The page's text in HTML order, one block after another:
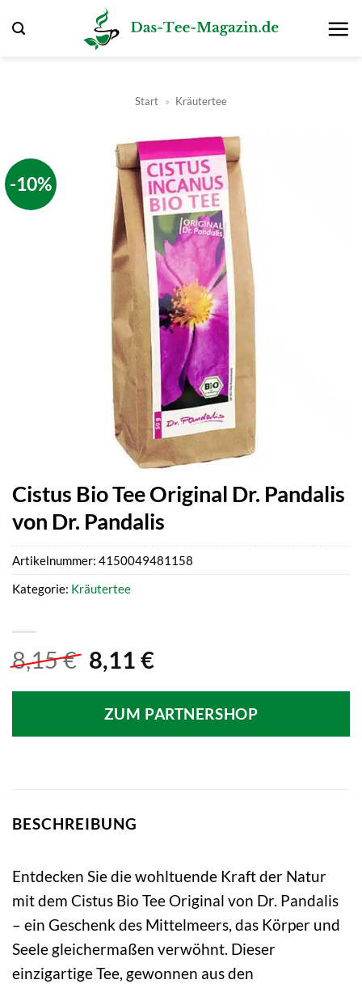
Inhalt
Start » Kräutertee
-10%
Cistus Bio Tee Original Dr. Pandalis
von Dr. Pandalis
8,15€ Ursprünglicher
war:
8,15 €
8,11 €Aktueller
ist:
8,11 €.
ZUM PARTNERSHOP
Artikelnummer: 4150049481158
Kategorie: Kräutertee
BESCHREIBUNG
Entdecken Sie die wohltuende Kraft der Natur
mit dem Cistus Bio Tee Original von Dr. Pandalis
– ein Geschenk des Mittelmeers, das Körper und
Seele gleichermaßen verwöhnt. Dieser
einzigartige Tee, gewonnen aus den